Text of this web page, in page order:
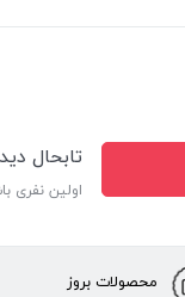
تابحال
اولین نفری
محصولات بروز